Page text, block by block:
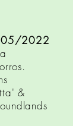
05/2022
&